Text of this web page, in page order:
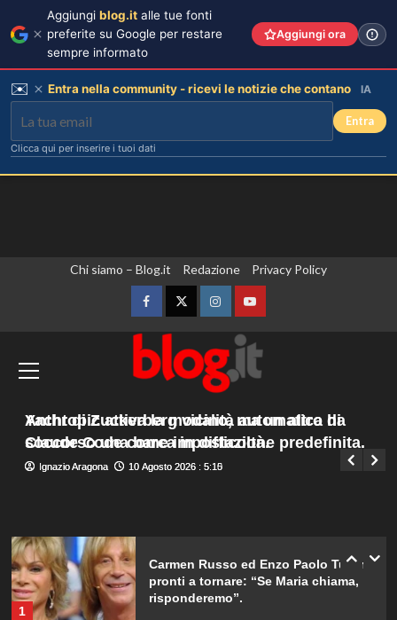
Chi siamo – Blog.it Redazione Privacy Policy
FacebookTwitterInstagramYouTube
principale
Iran, Araqchi “Un accordo con l’Oman su
Hormuz è vicino”. Nave colpita da un
proiettile nello Stretto
Giuseppe Recca 10 Agosto 2026 : 7:30
Yacht di Zuckerberg vicino, ma un altro ha
soccorso una barca in difficoltà.
Ignazio Aragona 10 Agosto 2026 : 5:15
Anthropic attiva la modalità automatica di
Claude Code come impostazione predefinita.
Ignazio Aragona 10 Agosto 2026 : 5:10
Chiara Ferragni incanta Formentera:
scatti esclusivi della sua vacanza da
sogno.
4
Chiara Ferragni risponde agli haters:
i suoi figli e le critiche sul peso.
William e Kate: le loro destinazioni
1
Carmen Russo ed Enzo Paolo Turchi
pronti a tornare: “Se Maria chiama,
risponderemo”.
Aggiungi blog.it alle tue fonti
preferite su Google per restare
sempre informato
Aggiungi ora
✉️ Entra nella community - ricevi le notizie che contano IA
Entra
Clicca qui per inserire i tuoi dati